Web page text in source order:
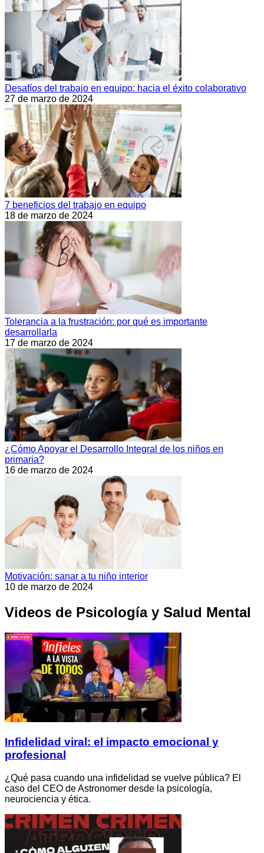
Desafíos del trabajo en equipo: hacia el éxito colaborativo
27 de marzo de 2024
7 beneficios del trabajo en equipo
18 de marzo de 2024
Tolerancia a la frustración: por qué es importante
desarrollarla
17 de marzo de 2024
¿Cómo Apoyar el Desarrollo Integral de los niños en
primaria?
16 de marzo de 2024
Motivación: sanar a tu niño interior
10 de marzo de 2024
Videos de Psicología y Salud Mental
Infidelidad viral: el impacto emocional y
profesional
¿Qué pasa cuando una infidelidad se vuelve pública? El
caso del CEO de Astronomer desde la psicología,
neurociencia y ética.